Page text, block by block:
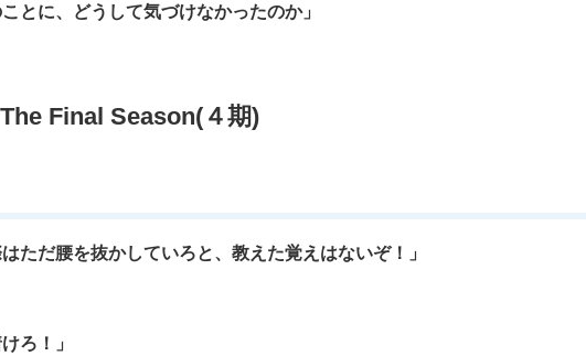
とに、どうして気づけなかったのか」
Final Season(４期)
ただ腰を抜かしていろと、教えた覚えはないぞ！」
ろ！」